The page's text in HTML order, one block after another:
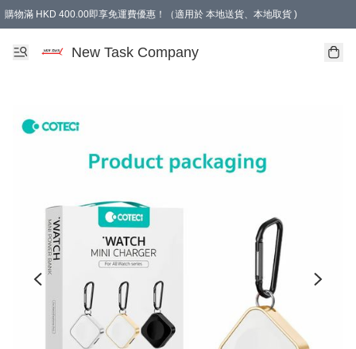
購物滿 HKD 400.00即享免運費優惠！（適用於 本地送貨、本地取貨 )
New Task Company